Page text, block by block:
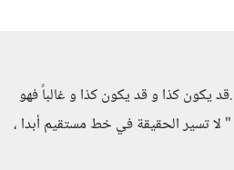
يكون كذا و قد يكون كذا و غالباً فهو
لا تسير الحقيقة في خط مستقيم أبدا ،